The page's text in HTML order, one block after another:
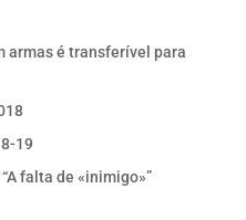
armas é transferível para
19
falta de «inimigo»”